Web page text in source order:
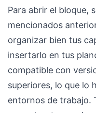
Para abrir el bloque,
mencionados
organizar bien tus
insertarlo en tus
compatible con
superiores, lo que lo
entornos de trabajo.